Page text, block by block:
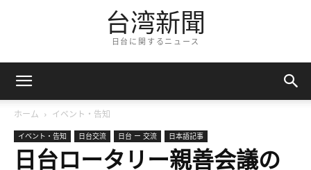
台湾新聞
日台に関するニュース
ホーム イベント・告知
イベント・告知 日台交流 日台 ー 交流 日本語記事
日台ロータリー親善会議の